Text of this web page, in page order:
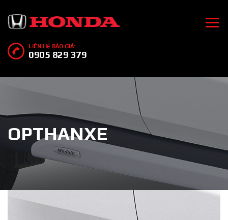
LIÊN HỆ BÁO GIÁ:
0905 829 379
OPTHANXE